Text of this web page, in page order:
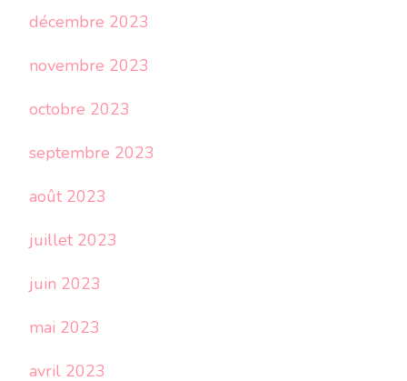
décembre 2023
novembre 2023
octobre 2023
septembre 2023
août 2023
juillet 2023
juin 2023
mai 2023
avril 2023